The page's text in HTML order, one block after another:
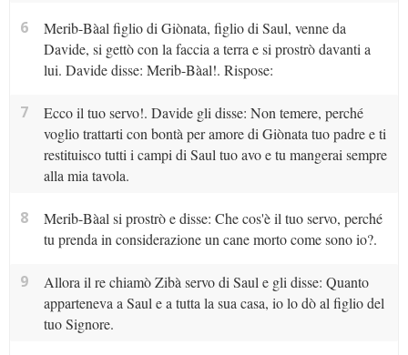
6
Merib-Bàal figlio di Giònata, figlio di Saul, venne da
Davide, si gettò con la faccia a terra e si prostrò davanti a
lui. Davide disse: Merib-Bàal!. Rispose:
7
Ecco il tuo servo!. Davide gli disse: Non temere, perché
voglio trattarti con bontà per amore di Giònata tuo padre e ti
restituisco tutti i campi di Saul tuo avo e tu mangerai sempre
alla mia tavola.
8
Merib-Bàal si prostrò e disse: Che cos'è il tuo servo, perché
tu prenda in considerazione un cane morto come sono io?.
9
Allora il re chiamò Zibà servo di Saul e gli disse: Quanto
apparteneva a Saul e a tutta la sua casa, io lo dò al figlio del
tuo Signore.